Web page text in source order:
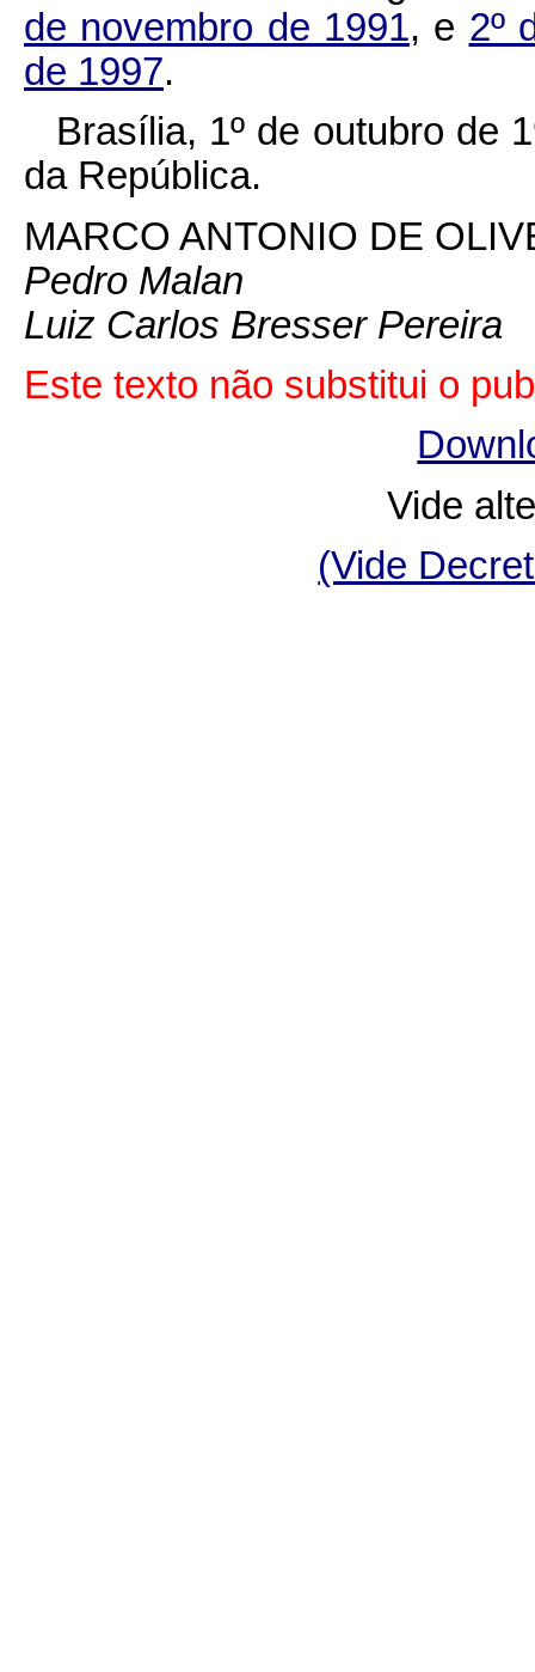
de novembro de 1991, e 2º
de 1997.
Brasília, 1º de outubro de
da República.
MARCO ANTONIO DE
Pedro Malan
Luiz Carlos Bresser Pereira
Este texto não substitui o
Vide
(Vide